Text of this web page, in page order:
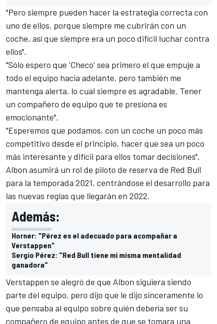
"Pero siempre pueden hacer la estrategia correcta con
uno de ellos, porque siempre me cubrirán con un
coche, así que siempre era un poco difícil luchar contra
ellos".
"Sólo espero que 'Checo' sea primero el que empuje a
todo el equipo hacia adelante, pero también me
mantenga alerta, lo cual siempre es agradable. Tener
un compañero de equipo que te presiona es
emocionante".
"Esperemos que podamos, con un coche un poco más
competitivo desde el principio, hacer que sea un poco
más interesante y difícil para ellos tomar decisiones".
Albon asumirá un rol de piloto de reserva de Red Bull
para la temporada 2021, centrándose el desarrollo para
las nuevas reglas que llegarán en 2022.
Además:
Horner: "Pérez es el adecuado para acompañar a
Verstappen"
Sergio Pérez: "Red Bull tiene mi misma mentalidad
ganadora"
Verstappen se alegró de que Albon siguiera siendo
parte del equipo, pero dijo que le dijo sinceramente lo
que pensaba al equipo sobre quién debería ser su
compañero de equipo antes de que se tomara una